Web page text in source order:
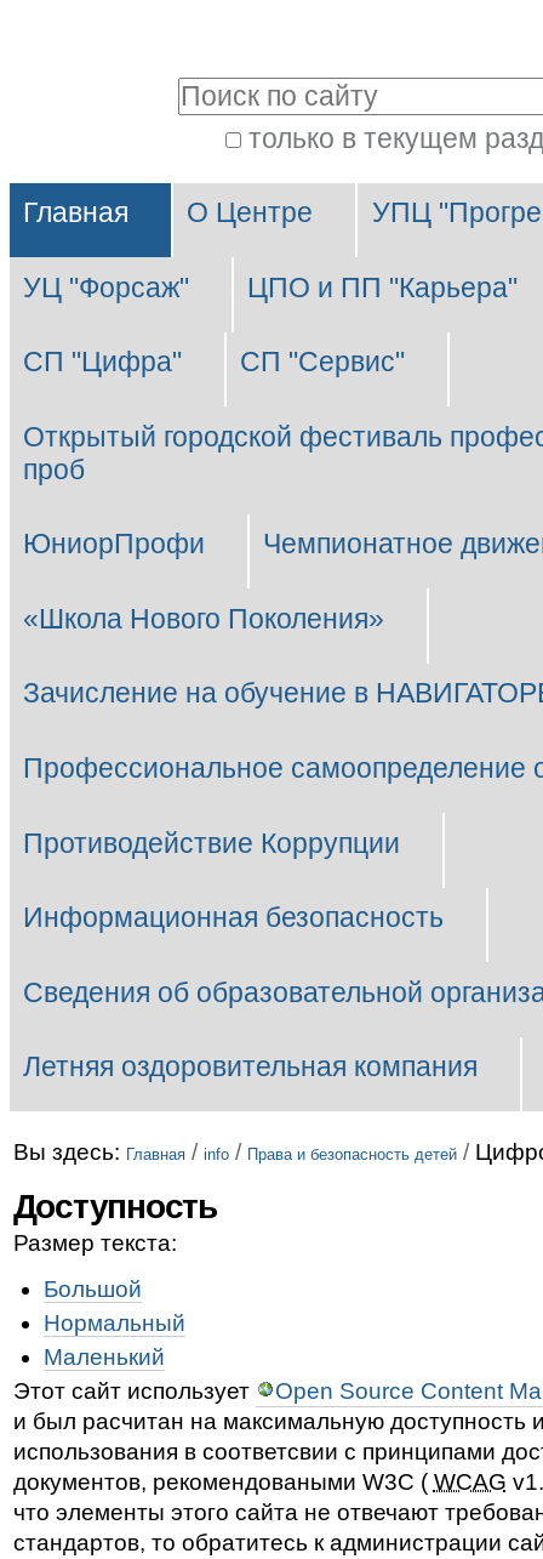
содержимому.
Перейти
навигации
только в текущем
поиск
Разделы
Главная О Центре УПЦ
УЦ "Форсаж" ЦПО и ПП "Карьера"
СП "Цифра" СП "Сервис"
Открытый городской фестиваль
проб
ЮниорПрофи Чемпионатное
«Школа Нового Поколения»
Зачисление на обучение в
Профессиональное самоопределение
Противодействие Коррупции
Информационная безопасность
Сведения об образовательной
Летняя оздоровительная компания
Вы здесь: Главная / info / Права и безопасность детей /
Доступность
Размер текста:
Большой
Нормальный
Маленький
Этот сайт использует
Open Source Content
и был расчитан на максимальную доступность
использования в соответсвии с принципами
документов, рекомендоваными W3C ( WCAG
что элементы этого сайта не отвечают
стандартов, то обратитесь к администрации